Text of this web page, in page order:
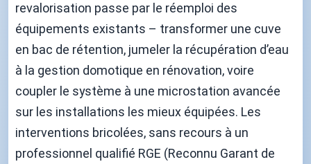
revalorisation passe par le réemploi des
équipements existants – transformer une cuve
en bac de rétention, jumeler la récupération d’eau
à la gestion domotique en rénovation, voire
coupler le système à une microstation avancée
sur les installations les mieux équipées. Les
interventions bricolées, sans recours à un
professionnel qualifié RGE (Reconnu Garant de